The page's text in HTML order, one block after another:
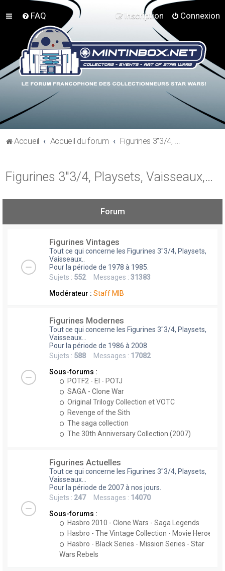
FAQ Connexion
Inscription
Accueil Accueil du forum Figurines 3"3/4, Playsets, Vaisseaux,…
Figurines 3"3/4, Playsets, Vaisseaux,…
Forum
Figurines Vintages
Tout ce qui concerne les Figurines 3"3/4, Playsets,
Vaisseaux..
Pour la période de 1978 à 1985.
Sujets : 552Messages : 31383
Modérateur : Staff MIB
Figurines Modernes
Tout ce qui concerne les Figurines 3"3/4, Playsets,
Vaisseaux...
Pour la période de 1986 à 2008
Sujets : 588 Messages : 17082
Sous-forums :
POTF2 - EI - POTJ
SAGA - Clone War
Original Trilogy Collection et VOTC
Revenge of the Sith
The saga collection
The 30th Anniversary Collection (2007)
Figurines Actuelles
Tout ce qui concerne les Figurines 3"3/4, Playsets,
Vaisseaux...
Pour la période de 2007 à nos jours.
Sujets : 247Messages : 14070
Sous-forums :
Hasbro 2010 - Clone Wars - Saga Legends
Hasbro - The Vintage Collection - Movie Heroes
Hasbro - Black Series - Mission Series - Star
Wars Rebels